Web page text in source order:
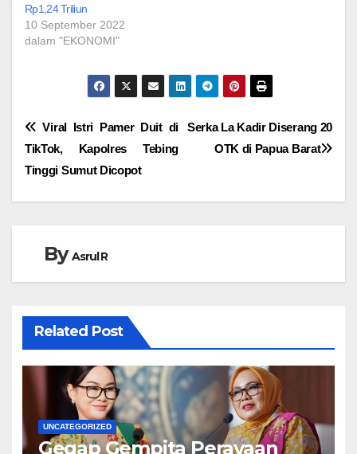
Rp1,24 Triliun
10 September 2022
dalam "EKONOMI"
Navigasi
pos
Serka La Kadir Diserang 20
OTK di Papua Barat
Viral Istri Pamer Duit di
TikTok, Kapolres Tebing
Tinggi Sumut Dicopot
ByAsrul R
Related Post
UNCATEGORIZED
Gegap Gempita Perayaan